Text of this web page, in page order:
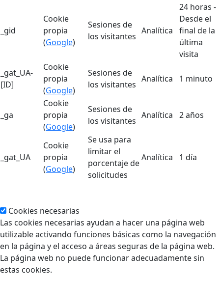
_gid
Cookie
propia
(Google)
Sesiones de
los visitantes
Analítica
24 horas -
Desde el
final de la
última
visita
_gat_UA-
[ID]
Cookie
propia
(Google)
Sesiones de
los visitantes
Analítica 1 minuto
_ga
Cookie
propia
(Google)
Sesiones de
los visitantes
Analítica 2 años
_gat_UA
Cookie
propia
(Google)
Se usa para
limitar el
porcentaje de
solicitudes
Analítica 1 día
Cookies necesarias
Las cookies necesarias ayudan a hacer una página web
utilizable activando funciones básicas como la navegación
en la página y el acceso a áreas seguras de la página web.
La página web no puede funcionar adecuadamente sin
estas cookies.